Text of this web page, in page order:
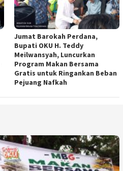
Jumat Barokah Perdana,
Bupati OKU H. Teddy
Meilwansyah, Luncurkan
Program Makan Bersama
Gratis untuk Ringankan Beban
Pejuang Nafkah